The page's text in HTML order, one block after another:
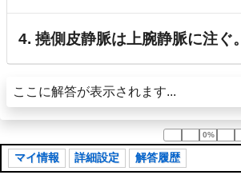
4. 撓側皮静脈は上腕静脈に注ぐ。
ここに解答が表示されます...
0%
0%
マイ情報 詳細設定 解答履歴